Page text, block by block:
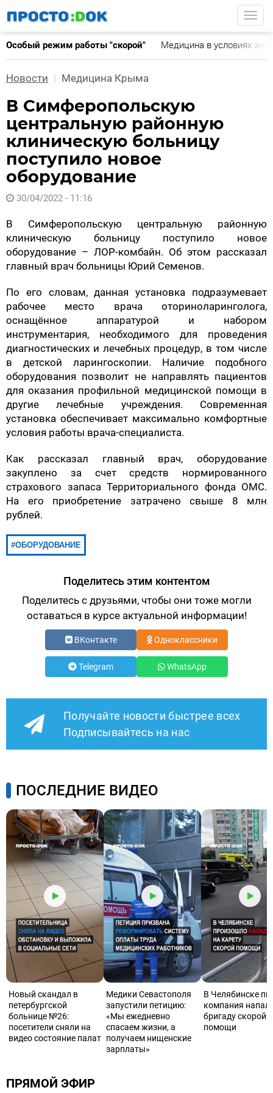
основному
содержанию
Особый режим работы "скорой" Медицина в условиях
Новости Медицина Крыма
В Симферопольскую
центральную районную
клиническую больницу
поступило новое
оборудование
30/04/2022 - 11:16
В Симферопольскую центральную районную
клиническую больницу поступило новое
оборудование – ЛОР-комбайн. Об этом рассказал
главный врач больницы Юрий Семенов.
По его словам, данная установка подразумевает
рабочее место врача оториноларинголога,
оснащённое аппаратурой и набором
инструментария, необходимого для проведения
диагностических и лечебных процедур, в том числе
в детской ларингоскопии. Наличие подобного
оборудования позволит не направлять пациентов
для оказания профильной медицинской помощи в
другие лечебные учреждения. Современная
установка обеспечивает максимально комфортные
условия работы врача-специалиста.
Как рассказал главный врач, оборудование
закуплено за счет средств нормированного
страхового запаса Территориального фонда ОМС.
На его приобретение затрачено свыше 8 млн
рублей.
ОБОРУДОВАНИЕ
Поделитесь этим контентом
Поделитесь с друзьями, чтобы они тоже могли
оставаться в курсе актуальной информации!
ВКонтакте Одноклассники
Telegram WhatsApp
Получайте новости быстрее всех
Подписывайтесь на нас
ПОСЛЕДНИЕ ВИДЕО
Новый скандал в
петербургской
больнице №26:
посетители сняли на
видео состояние палат
Медики Севастополя
запустили петицию:
«Мы ежедневно
спасаем жизни, а
получаем нищенские
зарплаты»
В Челябинске
компания
бригаду скорой
помощи
ПРЯМОЙ ЭФИР